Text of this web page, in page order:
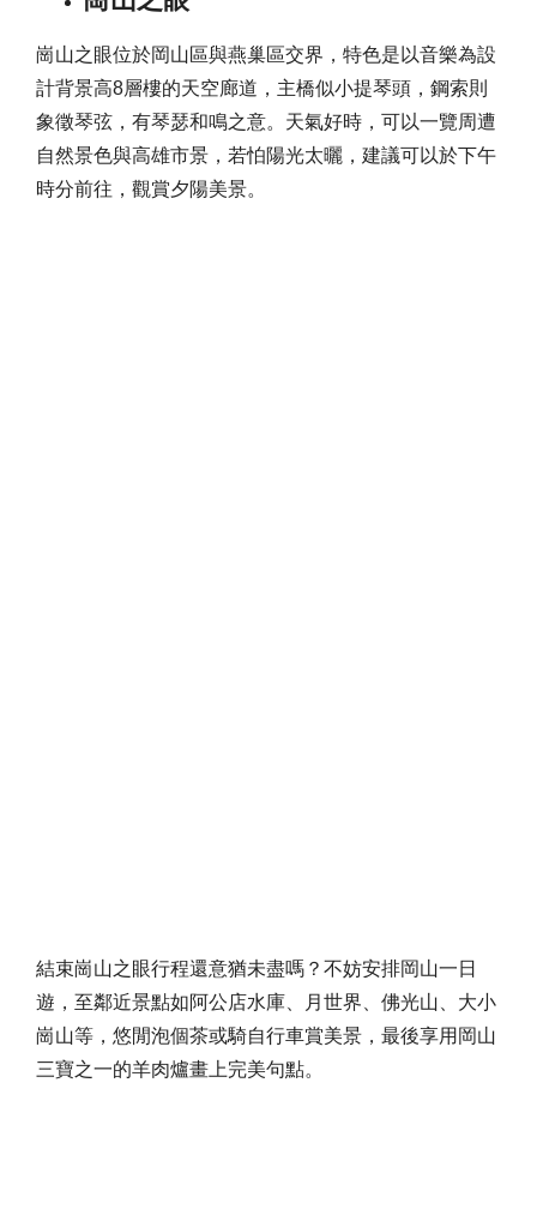
崗山之眼位於岡山區與燕巢區交界，特色是以音樂為設
計背景高8層樓的天空廊道，主橋似小提琴頭，鋼索則
象徵琴弦，有琴瑟和鳴之意。天氣好時，可以一覽周遭
自然景色與高雄市景，若怕陽光太曬，建議可以於下午
時分前往，觀賞夕陽美景。
結束崗山之眼行程還意猶未盡嗎？不妨安排岡山一日
遊，至鄰近景點如阿公店水庫、月世界、佛光山、大小
崗山等，悠閒泡個茶或騎自行車賞美景，最後享用岡山
三寶之一的羊肉爐畫上完美句點。